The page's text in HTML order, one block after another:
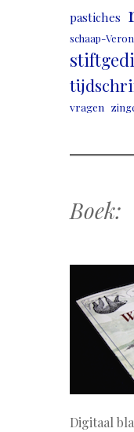
pastiches
schaap-
vragen
Boek:
Digitaal